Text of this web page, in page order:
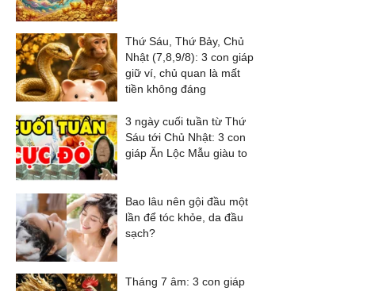
Thứ Sáu, Thứ Bảy, Chủ
Nhật (7,8,9/8): 3 con giáp
giữ ví, chủ quan là mất
tiền không đáng
3 ngày cuối tuần từ Thứ
Sáu tới Chủ Nhật: 3 con
giáp Ăn Lộc Mẫu giàu to
Bao lâu nên gội đầu một
lần để tóc khỏe, da đầu
sạch?
Tháng 7 âm: 3 con giáp